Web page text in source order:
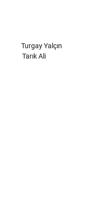
Turgay Yalçın
Tarık Ali